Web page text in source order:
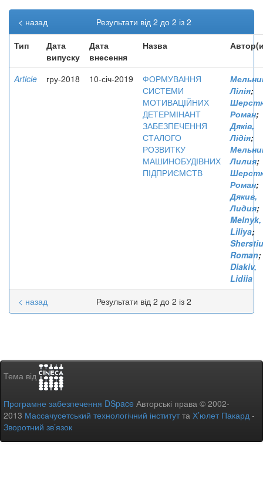
Результати від 2 до 2 із 2
< назад
Тип
Дата
випуску
Дата
внесення
Назва
Article гру-2018 10-січ-2019
ФОРМУВАННЯ
СИСТЕМИ
МОТИВАЦІЙНИХ
ДЕТЕРМІНАНТ
ЗАБЕЗПЕЧЕННЯ
СТАЛОГО
РОЗВИТКУ
МАШИНОБУДІВНИХ
ПІДПРИЄМСТВ
Лілія;
Роман;
Дяків,
Лідія;
Лилия;
Роман;
Дякив,
Лидия;
Melnyk,
Liliya;
Roman;
Diakiv,
Lidiia
Результати від 2 до 2 із 2
< назад
Тема від
Програмне забезпечення DSpace Авторські права © 2002-
2013 Массачусетський технологічний інститутта Х’юлет Пакард -
Зворотний зв’язок